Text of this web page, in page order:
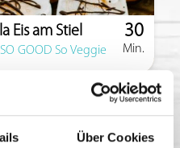
Über Cookies
Eis am Stiel
GOOD So Veggie
30
Min.